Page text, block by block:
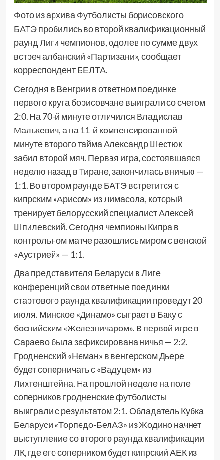
Фото из архива Футболисты борисовского
БАТЭ пробились во второй квалификационный
раунд Лиги чемпионов, одолев по сумме двух
встреч албанский «Партизани», сообщает
корреспондент БЕЛТА.
Сегодня в Венгрии в ответном поединке
первого круга борисовчане выиграли со счетом
2:0. На 70-й минуте отличился Владислав
Малькевич, а на 11-й компенсированной
минуте второго тайма Александр Шестюк
забил второй мяч. Первая игра, состоявшаяся
неделю назад в Тиране, закончилась вничью —
1:1. Во втором раунде БАТЭ встретится с
кипрским «Арисом» из Лимасола, который
тренирует белорусский специалист Алексей
Шпилевский. Сегодня чемпионы Кипра в
контрольном матче разошлись миром с венской
«Аустрией» — 1:1.
Два представителя Беларуси в Лиге
конференций свои ответные поединки
стартового раунда квалификации проведут 20
июля. Минское «Динамо» сыграет в Баку с
боснийским «Железничаром». В первой игре в
Сараево была зафиксирована ничья — 2:2.
Гродненский «Неман» в венгерском Дьере
будет соперничать с «Вадуцем» из
Лихтенштейна. На прошлой неделе на поле
соперников гродненские футболисты
выиграли с результатом 2:1. Обладатель Кубка
Беларуси «Торпедо-БелАЗ» из Жодино начнет
выступление со второго раунда квалификации
ЛК, где его соперником будет кипрский АЕК из